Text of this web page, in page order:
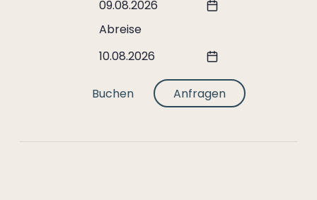
09.08.2026
Abreise
10.08.2026
Buchen Anfragen